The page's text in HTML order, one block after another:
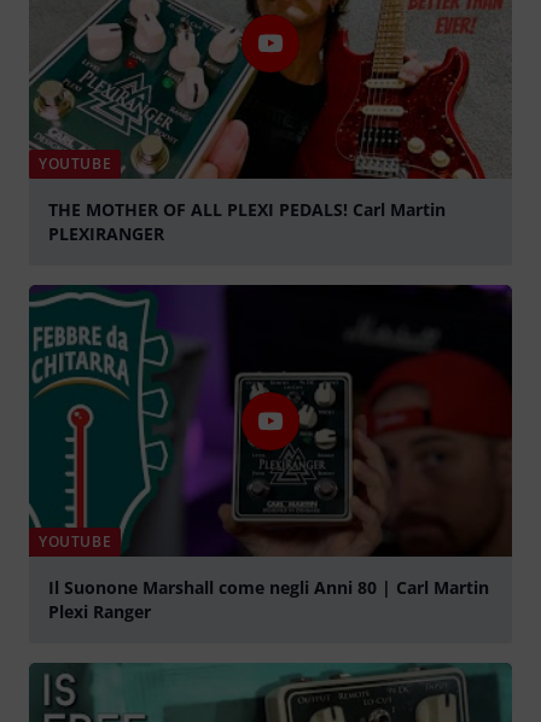
YOUTUBE
THE MOTHER OF ALL PLEXI PEDALS! Carl Martin
PLEXIRANGER
YOUTUBE
Il Suonone Marshall come negli Anni 80 | Carl Martin
Plexi Ranger